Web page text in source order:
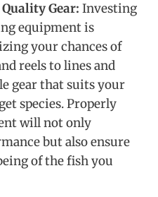
Gear: Investing
equipment is
your chances of
reels to lines and
gear that suits your
species. Properly
will not only
but also ensure
of the fish you